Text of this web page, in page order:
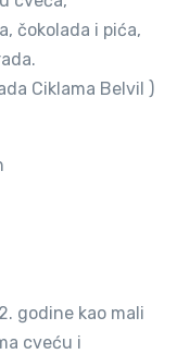
čokolada i pića,
Ciklama Belvil )
godine kao mali
cveću i